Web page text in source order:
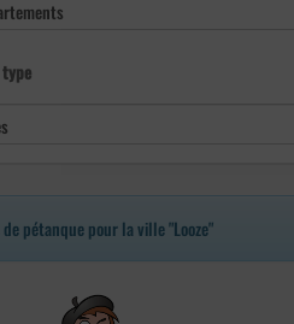
pétanque pour la ville "Looze"